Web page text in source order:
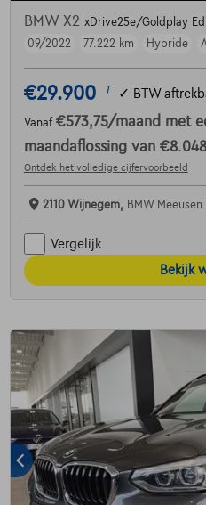
BMW X2 xDrive25e/Goldplay
09/2022
77.222 km Hybride
€29.900 1 ✓ BTW
Vanaf €573,75/maand met
maandaflossing van
Ontdek het volledige cijfervoorbeeld
2110 Wijnegem, BMW
Vergelijk
Bekijk